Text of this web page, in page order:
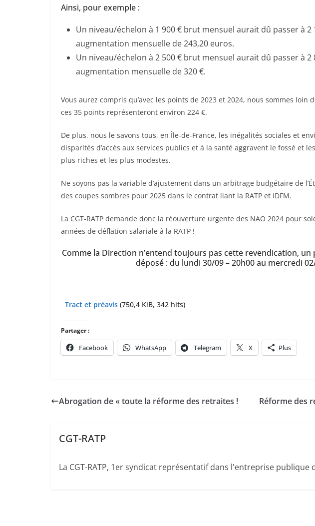
Ainsi, pour exemple :
Un niveau/échelon à 1 900 € brut mensuel aurait dû passer à 2
augmentation mensuelle de 243,20 euros.
Un niveau/échelon à 2 500 € brut mensuel aurait dû passer à
augmentation mensuelle de 320 €.
Vous aurez compris qu’avec les points de 2023 et 2024, nous sommes loin
ces 35 points représenteront environ 224 €.
De plus, nous le savons tous, en Île-de-France, les inégalités sociales et
disparités d’accès aux services publics et à la santé aggravent le fossé et
plus riches et les plus modestes.
Ne soyons pas la variable d’ajustement dans un arbitrage budgétaire de
des coupes sombres pour 2025 dans le contrat liant la RATP et IDFM.
La CGT-RATP demande donc la réouverture urgente des NAO 2024 pour
années de déflation salariale à la RATP !
Comme la Direction n’entend toujours pas cette revendication, un
déposé : du lundi 30/09 – 20h00 au mercredi
Tract et préavis (750,4 KiB, 342 hits)
Partager :
Facebook WhatsApp Telegram X Plus
Abrogation de « toute la réforme des retraites ! Réforme des
CGT-RATP
La CGT-RATP, 1er syndicat représentatif dans l'entreprise publique